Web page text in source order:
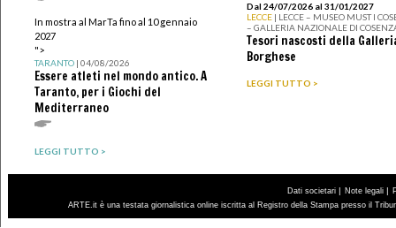
In mostra al MarTa fino al 10 gennaio
2027
">
TARANTO| 04/08/2026
Essere atleti nel mondo antico. A
Taranto, per i Giochi del
Mediterraneo
LEGGI TUTTO >
Dal 24/07/2026 al 31/01/2027
LECCE | LECCE – MUSEO MUST I
– GALLERIA NAZIONALE DI
Tesori nascosti della
Borghese
LEGGI TUTTO >
Dati societari | Note legali |
ARTE.it è una testata giornalistica online iscritta al Registro della Stampa presso il